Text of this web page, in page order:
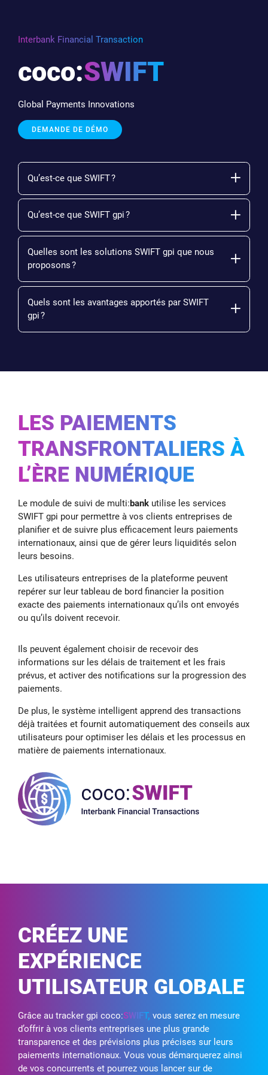
Interbank Financial Transaction
coco:SWIFT
Global Payments Innovations
DEMANDE DE DÉMO
Qu’est-ce que SWIFT ?
Qu’est-ce que SWIFT gpi ?
Quelles sont les solutions SWIFT gpi que nous
proposons ?
Quels sont les avantages apportés par SWIFT
gpi ?
LES PAIEMENTS
TRANSFRONTALIERS À
L’ÈRE NUMÉRIQUE
Le module de suivi de multi:bank utilise les services
SWIFT gpi pour permettre à vos clients entreprises de
planifier et de suivre plus efficacement leurs paiements
internationaux, ainsi que de gérer leurs liquidités selon
leurs besoins.
Les utilisateurs entreprises de la plateforme peuvent
repérer sur leur tableau de bord financier la position
exacte des paiements internationaux qu’ils ont envoyés
ou qu’ils doivent recevoir.
Ils peuvent également choisir de recevoir des
informations sur les délais de traitement et les frais
prévus, et activer des notifications sur la progression des
paiements.
De plus, le système intelligent apprend des transactions
déjà traitées et fournit automatiquement des conseils aux
utilisateurs pour optimiser les délais et les processus en
matière de paiements internationaux.
CRÉEZ UNE
EXPÉRIENCE
UTILISATEUR GLOBALE
Grâce au tracker gpi coco:SWIFT, vous serez en mesure
d’offrir à vos clients entreprises une plus grande
transparence et des prévisions plus précises sur leurs
paiements internationaux. Vous vous démarquerez ainsi
de vos concurrents et pourrez vous lancer sur de